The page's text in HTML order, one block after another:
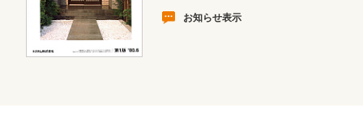
お知らせ表示